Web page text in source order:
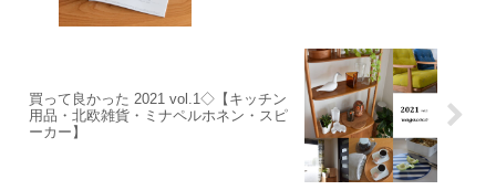
買って良かった 2021 vol.1◇【キッチン
用品・北欧雑貨・ミナペルホネン・スピ
ーカー】